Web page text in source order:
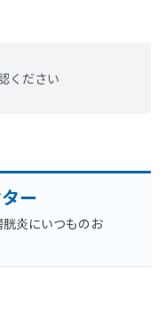
ください
ー
胱炎にいつものお